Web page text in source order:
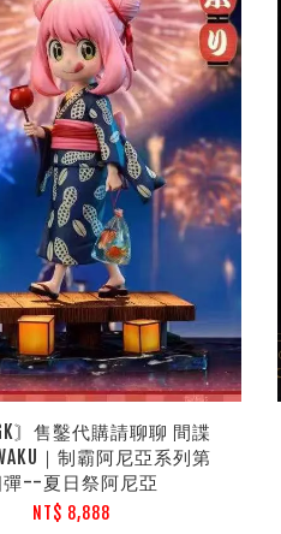
〙售鑿代購請聊聊 間諜
｜制霸阿尼亞系列第
彈--夏日祭阿尼亞
NT$ 8,888